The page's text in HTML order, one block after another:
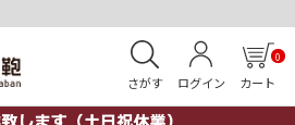
さがす ログイン カート
0